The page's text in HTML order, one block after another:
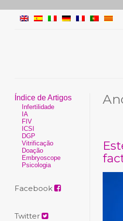
Índice de Artigos
Infertilidade
IA
FIV
ICSI
DGP
Vitrificação
Doação
Embryoscope
Psicologia
Facebook
Twitter